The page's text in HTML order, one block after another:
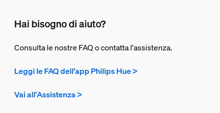
Hai bisogno di aiuto?
Consulta le nostre FAQ o contatta l'assistenza.
Leggi le FAQ dell'app Philips Hue >
Vai all'Assistenza >